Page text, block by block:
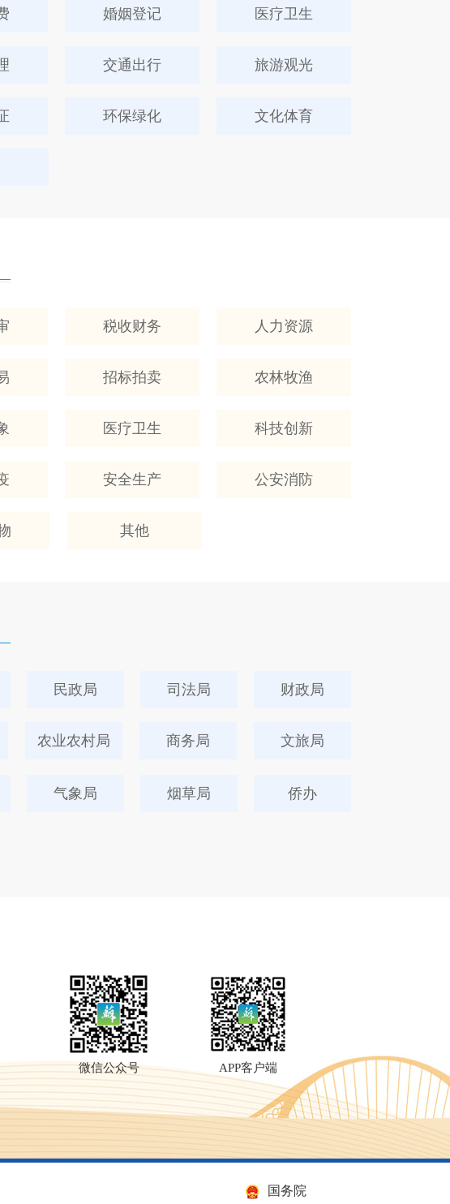
婚姻登记 医疗卫生
交通出行 旅游观光
环保绿化 文化体育
税收财务 人力资源
招标拍卖 农林牧渔
医疗卫生 科技创新
安全生产 公安消防
其他
民政局 司法局 财政局
农业农村局 商务局 文旅局
气象局 烟草局 侨办
微信公众号 APP客户端
国务院